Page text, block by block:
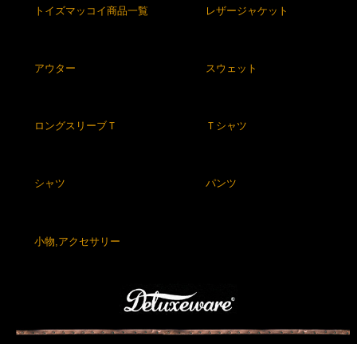
トイズマッコイ商品一覧 レザージャケット
アウター スウェット
ロングスリーブＴ Ｔシャツ
シャツ パンツ
小物,アクセサリー